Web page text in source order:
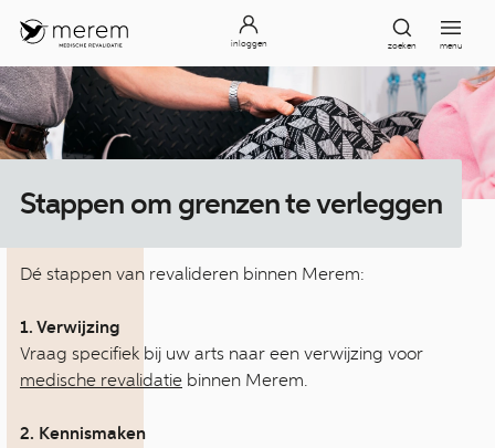
inloggen zoeken menu
Stappen om grenzen te verleggen
Dé stappen van revalideren binnen Merem:
1. Verwijzing
Vraag specifiek bij uw arts naar een verwijzing voor
medische revalidatie binnen Merem.
2. Kennismaken